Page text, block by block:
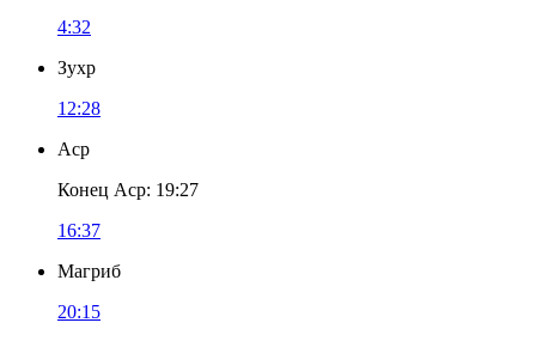
4:32
Зухр
12:28
Аср
Конец Аср: 19:27
16:37
Магриб
20:15